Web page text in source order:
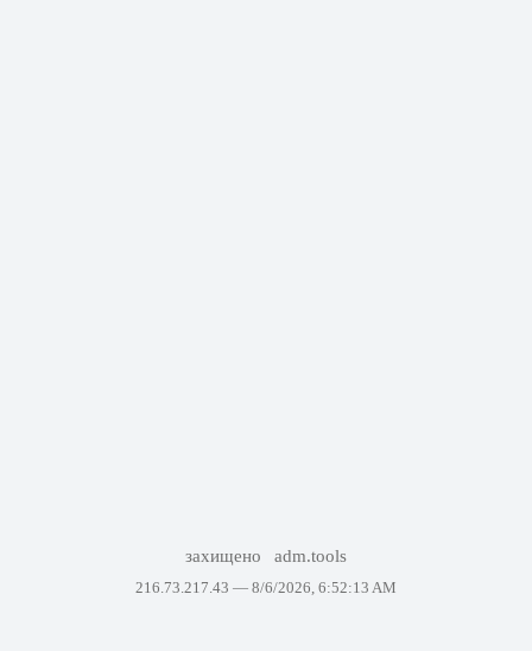
захищено adm.tools
216.73.217.43 — 8/6/2026, 6:52:13 AM